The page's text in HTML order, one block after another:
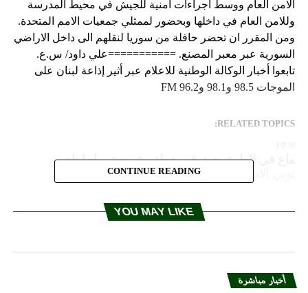
الامن العام ووسط اجراءات امنية للجيش في محيط المدرسة
وللامن العام في داخلها وبحضور لممثلي جمعيات الامم المتحدة.
ومن المقرر ان تحضر حافلة من سوريا لنقلهم الى داخل الاراضي
السورية عبر معبر المصنع. ===========علي داود/ س.ع.
تابعوا أخبار الوكالة الوطنية للاعلام عبر أثير إذاعة لبنان على
الموجات 98.5 و98.1 و96.2 FM
RELATED TOPICS:
في الطيبة بحث في خطة مؤسسة مياه لبنان
الاصلاحية ووضع حلول لأزمة المياه
نشاط رياضي فني لاطفال مدارس الخيام برعاية الكتيبة
CONTINUE READING
YOU MAY LIKE
أخبار مباشرة